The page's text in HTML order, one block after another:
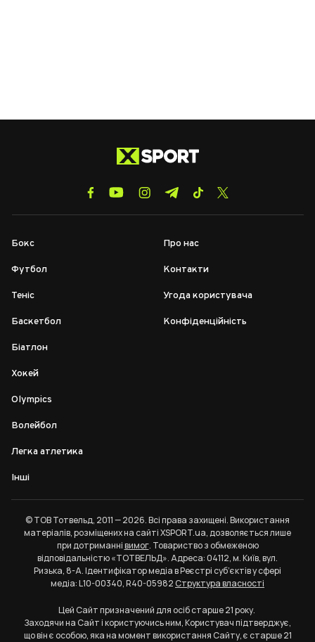
Бокс
Футбол
Теніс
Баскетбол
Біатлон
Хокей
Olympics
Волейбол
Легка атлетика
Інші
Про нас
Контакти
Угода користувача
Конфіденційність
© ТОВ Тотвельд, 2011 — 2026. Всі права захищені. Використання
матеріалів, розміщених на сайті XSPORT.ua, дозволяється лише
при дотриманнівимог. Товариство з обмеженою
відповідальністю «ТОТВЕЛЬД». Адреса: 04112, м. Київ, вул.
Ризька, 8-А. Ідентифікатор медіа в Реєстрі суб’єктів у сфері
медіа: L10-00340, R40-05982Структура власності
Цей Сайт призначений для осіб старше 21 року.
Заходячи на Сайт і користуючись ним, Користувач підтверджує,
що він є особою, яка на момент використання Сайту, є старше 21